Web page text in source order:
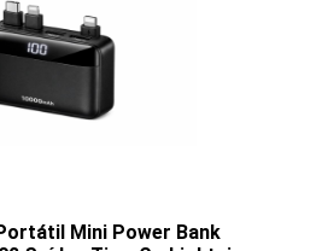
Mini Power Bank